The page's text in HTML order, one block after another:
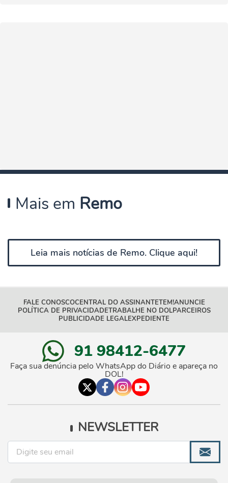
Mais em Remo
Leia mais notícias de Remo. Clique aqui!
FALE CONOSCOCENTRAL DO ASSINANTETEM!ANUNCIE
POLÍTICA DE PRIVACIDADETRABALHE NO DOLPARCEIROS
PUBLICIDADE LEGALEXPEDIENTE
91 98412-6477
Faça sua denúncia pelo WhatsApp do Diário e apareça no
DOL!
NEWSLETTER